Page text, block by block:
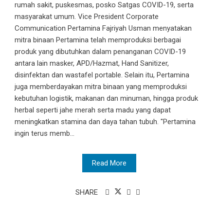
rumah sakit, puskesmas, posko Satgas COVID-19, serta
masyarakat umum. Vice President Corporate
Communication Pertamina Fajriyah Usman menyatakan
mitra binaan Pertamina telah memproduksi berbagai
produk yang dibutuhkan dalam penanganan COVID-19
antara lain masker, APD/Hazmat, Hand Sanitizer,
disinfektan dan wastafel portable. Selain itu, Pertamina
juga memberdayakan mitra binaan yang memproduksi
kebutuhan logistik, makanan dan minuman, hingga produk
herbal seperti jahe merah serta madu yang dapat
meningkatkan stamina dan daya tahan tubuh. "Pertamina
ingin terus memb...
Read More
SHARE